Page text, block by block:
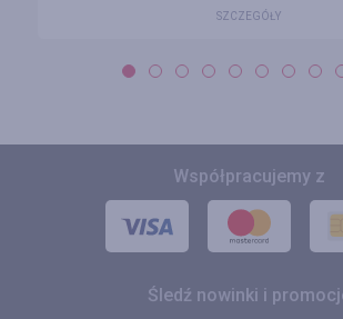
SZCZEGÓŁY
Współpracujemy z
Śledź nowinki i